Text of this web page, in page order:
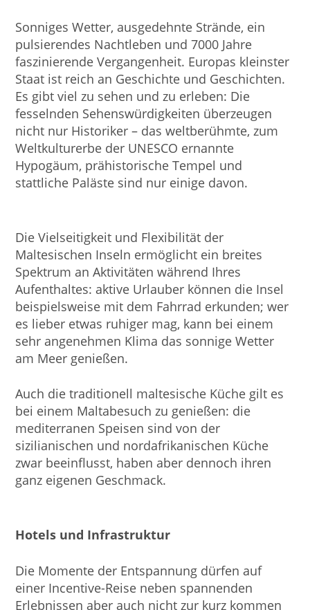
Sonniges Wetter, ausgedehnte Strände, ein
pulsierendes Nachtleben und 7000 Jahre
faszinierende Vergangenheit. Europas kleinster
Staat ist reich an Geschichte und Geschichten.
Es gibt viel zu sehen und zu erleben: Die
fesselnden Sehenswürdigkeiten überzeugen
nicht nur Historiker – das weltberühmte, zum
Weltkulturerbe der UNESCO ernannte
Hypogäum, prähistorische Tempel und
stattliche Paläste sind nur einige davon.
Die Vielseitigkeit und Flexibilität der
Maltesischen Inseln ermöglicht ein breites
Spektrum an Aktivitäten während Ihres
Aufenthaltes: aktive Urlauber können die Insel
beispielsweise mit dem Fahrrad erkunden; wer
es lieber etwas ruhiger mag, kann bei einem
sehr angenehmen Klima das sonnige Wetter
am Meer genießen.
Auch die traditionell maltesische Küche gilt es
bei einem Maltabesuch zu genießen: die
mediterranen Speisen sind von der
sizilianischen und nordafrikanischen Küche
zwar beeinflusst, haben aber dennoch ihren
ganz eigenen Geschmack.
Hotels und Infrastruktur
Die Momente der Entspannung dürfen auf
einer Incentive-Reise neben spannenden
Erlebnissen aber auch nicht zur kurz kommen